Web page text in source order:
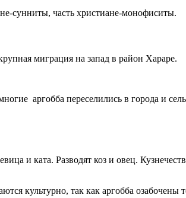
сунниты, часть христиане-монофиситы.
миграция на запад в район Хараре.
аргобба переселились в города и
и ката. Разводят коз и овец.
культурно, так как аргобба озабочены